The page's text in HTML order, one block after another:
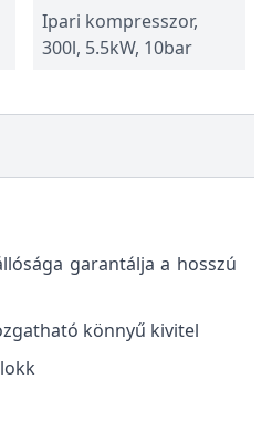
Ipari kompresszor,
300l, 5.5kW, 10bar
garantálja a hosszú
könnyű kivitel